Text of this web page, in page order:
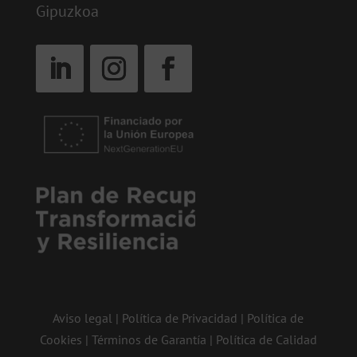
Gipuzkoa
Aviso legal | Política de Privacidad | Política de
Cookies | Términos de Garantía | Política de Calidad